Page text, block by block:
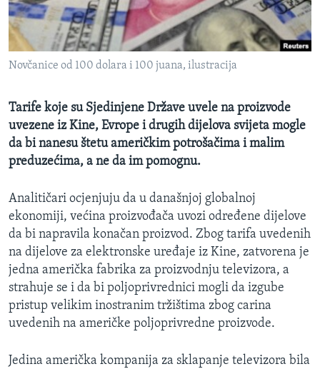
MAGAZIN
O GLASU AMERIKE
PRATITE NAS
Novčanice od 100 dolara i 100 juana, ilustracija
Tarife koje su Sjedinjene Države uvele na proizvode
uvezene iz Kine, Evrope i drugih dijelova svijeta mogle
da bi nanesu štetu američkim potrošačima i malim
preduzećima, a ne da im pomognu.
Analitičari ocjenjuju da u današnjoj globalnoj
ekonomiji, većina proizvođača uvozi određene dijelove
da bi napravila konačan proizvod. Zbog tarifa uvedenih
na dijelove za elektronske uređaje iz Kine, zatvorena je
jedna američka fabrika za proizvodnju televizora, a
strahuje se i da bi poljoprivrednici mogli da izgube
pristup velikim inostranim tržištima zbog carina
uvedenih na američke poljoprivredne proizvode.
Jedina američka kompanija za sklapanje televizora bila